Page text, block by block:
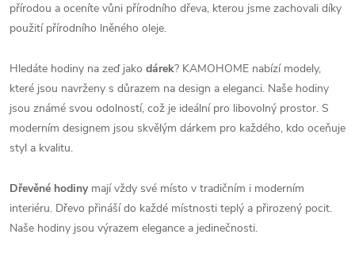
přírodou a oceníte vůni přírodního dřeva, kterou jsme zachovali díky
použití přírodního lněného oleje.
Hledáte hodiny na zeď jako dárek? KAMOHOME nabízí modely,
které jsou navrženy s důrazem na design a eleganci. Naše hodiny
jsou známé svou odolností, což je ideální pro libovolný prostor. S
moderním designem jsou skvělým dárkem pro každého, kdo oceňuje
styl a kvalitu.
Dřevěné hodinymají vždy své místo v tradičním i moderním
interiéru. Dřevo přináší do každé místnosti teplý a přirozený pocit.
Naše hodiny jsou výrazem elegance a jedinečnosti.